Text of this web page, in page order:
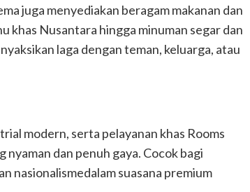
juga menyediakan beragam makanan dan
khas Nusantara hingga minuman segar dan
laga dengan teman, keluarga, atau
modern, serta pelayanan khas Rooms
nyaman dan penuh gaya. Cocok bagi
nasionalismedalam suasana premium